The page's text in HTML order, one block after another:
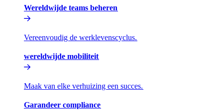
Wereldwijde teams beheren​​
Vereenvoudig de werklevenscyclus.​​
wereldwijde mobiliteit​​
Maak van elke verhuizing een succes.​​
Garandeer compliance​​